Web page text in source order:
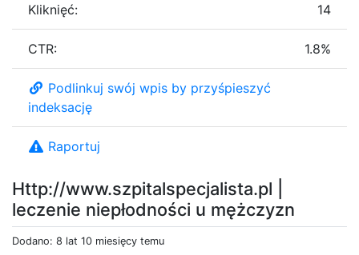
Http://www.szpitalspecjalista.pl |
leczenie niepłodności u mężczyzn
Dodano: 8 lat 10 miesięcy temu
Kliknięć: 14
CTR: 1.8%
Podlinkuj swój wpis by przyśpieszyć
indeksację
Raportuj